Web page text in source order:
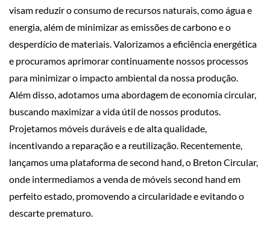
visam reduzir o consumo de recursos naturais, como água e
energia, além de minimizar as emissões de carbono e o
desperdício de materiais. Valorizamos a eficiência energética
e procuramos aprimorar continuamente nossos processos
para minimizar o impacto ambiental da nossa produção.
Além disso, adotamos uma abordagem de economia circular,
buscando maximizar a vida útil de nossos produtos.
Projetamos móveis duráveis e de alta qualidade,
incentivando a reparação e a reutilização. Recentemente,
lançamos uma plataforma de second hand, o Breton Circular,
onde intermediamos a venda de móveis second hand em
perfeito estado, promovendo a circularidade e evitando o
descarte prematuro.